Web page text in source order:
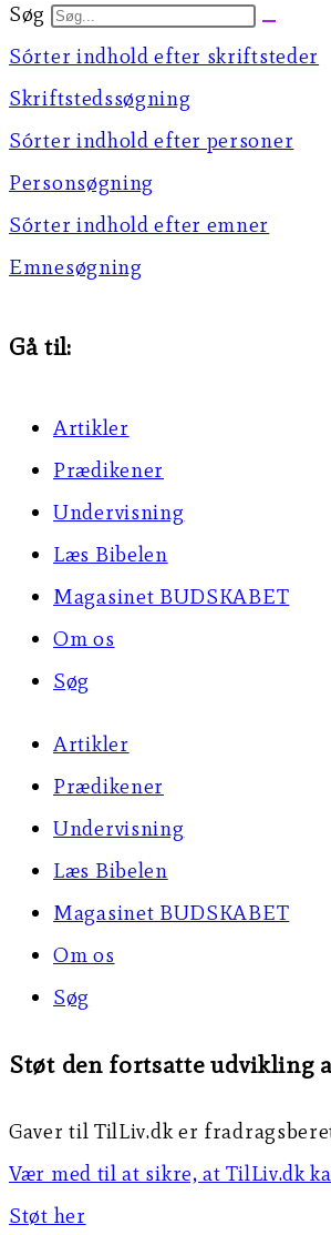
Søg
Sórter indhold efter skriftsteder
Skriftstedssøgning
Sórter indhold efter personer
Personsøgning
Sórter indhold efter emner
Emnesøgning
Gå til:
Artikler
Prædikener
Undervisning
Læs Bibelen
Magasinet BUDSKABET
Om os
Søg
Artikler
Prædikener
Undervisning
Læs Bibelen
Magasinet BUDSKABET
Om os
Søg
Støt den fortsatte udvikling
Gaver til TilLiv.dk er
Vær med til at sikre, at TilLiv.dk
Støt her